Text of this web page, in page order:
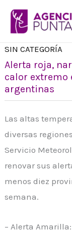
SIN CATEGORÍA
Alerta roja,
calor extremo
argentinas
Las altas
diversas
Servicio
renovar sus
menos diez
semana.
– Alerta